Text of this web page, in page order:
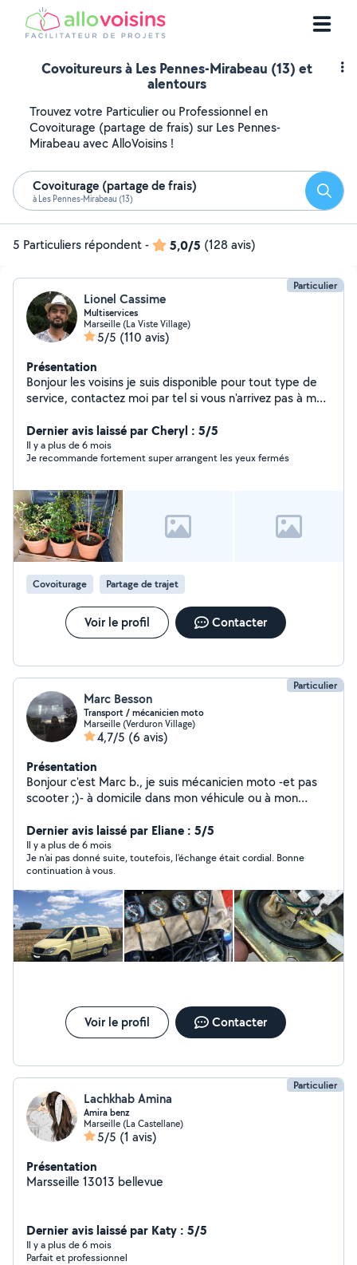
Covoitureurs à Les Pennes-Mirabeau (13) et
alentours
Trouvez votre Particulier ou Professionnel en
Covoiturage (partage de frais) sur Les Pennes-
Mirabeau avec AlloVoisins !
Covoiturage (partage de frais)
à Les Pennes-Mirabeau (13)
5 Particuliers répondent- 5,0/5 (128 avis)
Particulier
Lionel Cassime
Multiservices
Marseille (La Viste Village)
5/5 (110 avis)
Présentation
Bonjour les voisins je suis disponible pour tout type de
service, contactez moi par tel si vous n'arrivez pas à me
Dernier avis laissé par Cheryl : 5/5
Il y a plus de 6 mois
Je recommande fortement super arrangent les yeux fermés
Covoiturage Partage de trajet
Voir le profil Contacter
Particulier
Marc Besson
Transport / mécanicien moto
Marseille (Verduron Village)
4,7/5 (6 avis)
Présentation
Bonjour c'est Marc b., je suis mécanicien moto -et pas
scooter ;)- à domicile dans mon véhicule ou à mon
mais interviens aussi sur machines récentes . Je suis
aussi très bricoleur pour d'autres interventions bâtiment
, adaptations pièces etc ...
Dernier avis laissé par Eliane : 5/5
Il y a plus de 6 mois
Je n'ai pas donné suite, toutefois, l'échange était cordial. Bonne
continuation à vous.
Voir le profil Contacter
Particulier
Lachkhab Amina
Amira benz
Marseille (La Castellane)
5/5 (1 avis)
Présentation
Marsseille 13013 bellevue
Dernier avis laissé par Katy : 5/5
Il y a plus de 6 mois
Parfait et professionnel